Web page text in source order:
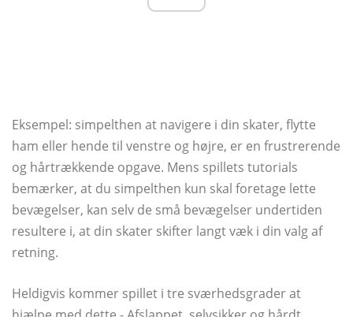
Eksempel: simpelthen at navigere i din skater, flytte
ham eller hende til venstre og højre, er en frustrerende
og hårtrækkende opgave. Mens spillets tutorials
bemærker, at du simpelthen kun skal foretage lette
bevægelser, kan selv de små bevægelser undertiden
resultere i, at din skater skifter langt væk i din valg af
retning.
Heldigvis kommer spillet i tre sværhedsgrader at